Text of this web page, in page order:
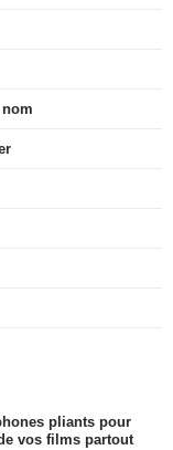
pliants pour
vos films partout